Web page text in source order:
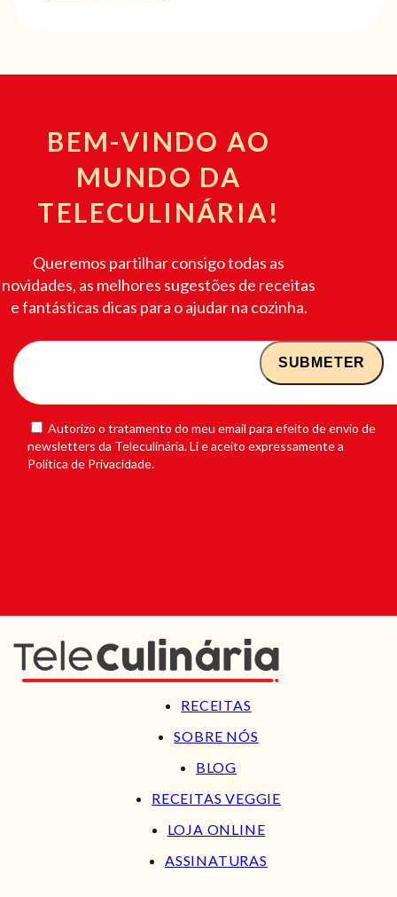
BEM-VINDO AO
MUNDO DA
TELECULINÁRIA!
Queremos partilhar consigo todas as
novidades, as melhores sugestões de receitas
e fantásticas dicas para o ajudar na cozinha.
Autorizo o tratamento do meu email para efeito de envio de
newsletters da Teleculinária. Li e aceito expressamente a
Política de Privacidade.
RECEITAS
SOBRE NÓS
BLOG
RECEITAS VEGGIE
LOJA ONLINE
ASSINATURAS